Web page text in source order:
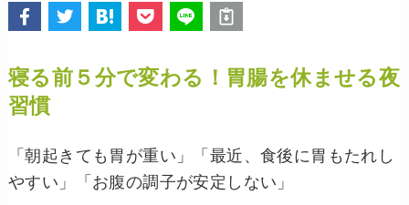
寝る前５分で変わる！胃腸を休ませる夜
習慣
「朝起きても胃が重い」「最近、食後に胃もたれし
やすい」「お腹の調子が安定しない」